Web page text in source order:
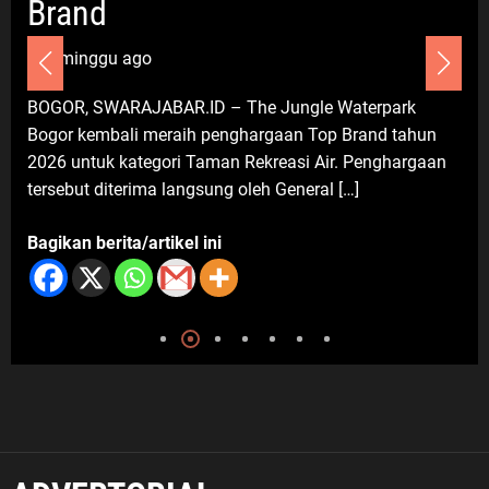
Diungkap demi Efek Jera
7 Agustus 2026
– The Jungle Waterpark
penghargaan Top Brand tahun
Taman Rekreasi Air. Penghargaan
oleh General […]
ini
Ekonomi
2 minggu ago
DEPOK,
Perumahan Griya
Kecamatan
Gridea pada Sabtu
kuliner ini […]